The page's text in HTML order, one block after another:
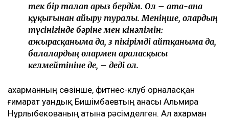
тек бір талап арыз бердім. Ол – ата-ана
құқығынан айыру туралы. Меніңше, олардың
түсінігінде бәріне мен кінәлімін:
ажырасқаныма да, өз пікірімді айтқаныма да,
балалардың олармен араласқысы
келмейтініне де, – деді ол.
Қахарманның сөзінше, фитнес-клуб орналасқан
ғимарат Қуандық Бишімбаевтың анасы Альмира
Нұрлыбекованың атына рәсімделген. Ал Қахарман